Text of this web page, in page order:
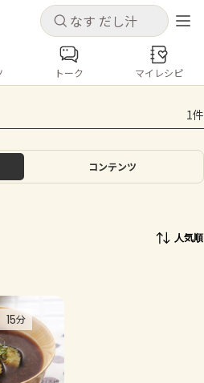
キャンセル
レシピを保存できます
合わせ
キャンセル
コンテンツ
トマト
とうもろこし
トーク マイレシピ
1件
コンテンツ
人気順
15分